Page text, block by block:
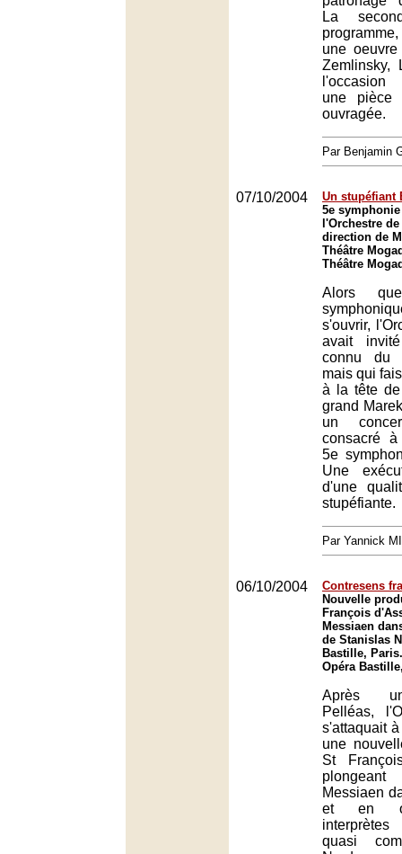
La
une
Zemlinsky,
l'occasion
une pièce
ouvragée.
Par Benjamin
07/10/2004
Un stupéfiant
5e
l'Orchestre
direction de
Théâtre
Théâtre
Alors
s'ouvrir,
avait
connu du
mais qui
à la tête
grand
un
consacré
5e
Une
d'une
stupéfiante.
Par Yannick
06/10/2004
Contresens
Nouvelle
François
Messiaen
de Stanislas
Bastille, Paris.
Opéra
Après
Pelléas,
s'attaquait
une
St
Messiaen
et en
quasi